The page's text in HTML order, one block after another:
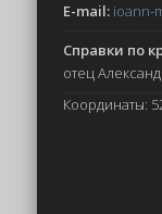
E-mail: ioann-
Справки по
отец
Координаты: